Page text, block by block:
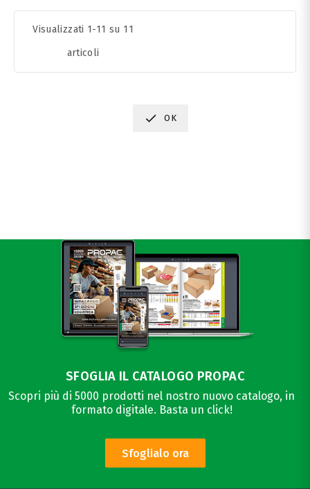
Visualizzati 1-11 su 11
articoli
 OK
SFOGLIA IL CATALOGO PROPAC
Scopri più di 5000 prodotti nel nostro nuovo catalogo, in
formato digitale. Basta un click!
Sfoglialo ora